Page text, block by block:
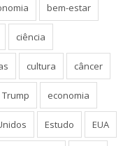
bem-estar
ciência
cultura câncer
economia
Estudo EUA